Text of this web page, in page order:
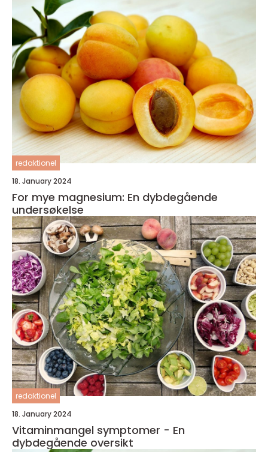
redaktionel
18. January 2024
For mye magnesium: En dybdegående
undersøkelse
redaktionel
18. January 2024
Vitaminmangel symptomer - En
dybdegående oversikt